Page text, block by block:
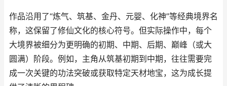
作品沿用了“炼气、筑基、金丹、元婴、化神”等经典境界名
称，这保留了修仙文化的核心符号。但实际操作中，每个
大境界被细分为更明确的初期、中期、后期、巅峰（或大
圆满）阶段。例如，主角从筑基初期到中期，往往需要完
成一次关键的功法突破或获取特定天材地宝，这为成长提